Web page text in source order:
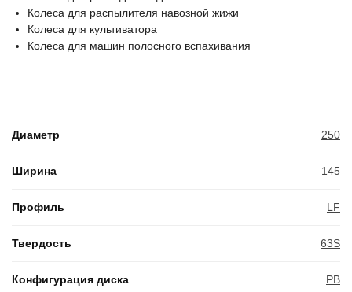
Колеса для распылителя навозной жижи
Колеса для культиватора
Колеса для машин полосного вспахивания
Диаметр 250
Ширина 145
Профиль LF
Твердость 63S
Конфигурация диска PB